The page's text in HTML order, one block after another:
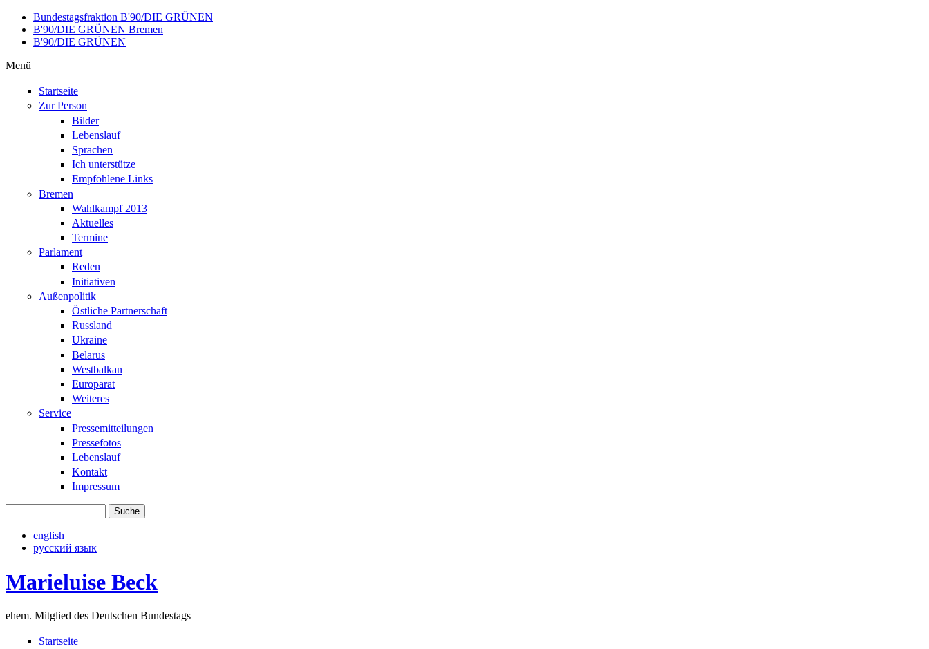
Direkt zum Inhalt
Bundestagsfraktion B'90/DIE GRÜNEN
B'90/DIE GRÜNEN Bremen
B'90/DIE GRÜNEN
Menü
Startseite
Zur Person
Bilder
Lebenslauf
Sprachen
Ich unterstütze
Empfohlene Links
Bremen
Wahlkampf 2013
Aktuelles
Termine
Parlament
Reden
Initiativen
Außenpolitik
Östliche Partnerschaft
Russland
Ukraine
Belarus
Westbalkan
Europarat
Weiteres
Service
Pressemitteilungen
Pressefotos
Lebenslauf
Kontakt
Impressum
english
русский язык
Marieluise Beck
ehem. Mitglied des Deutschen Bundestags
Startseite